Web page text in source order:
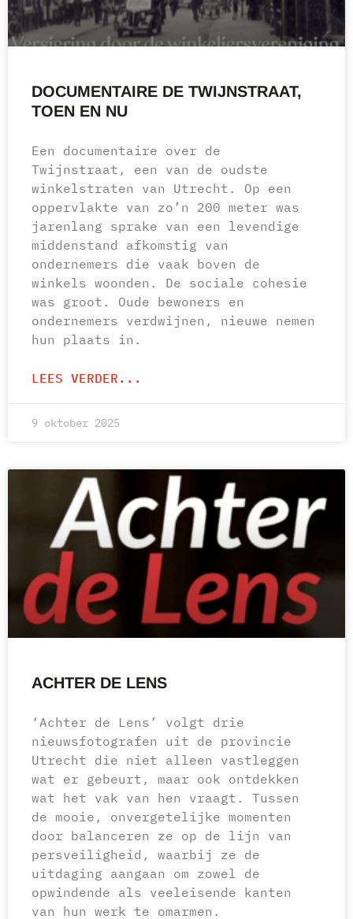
DOCUMENTAIRE DE TWIJNSTRAAT,
TOEN EN NU
Een documentaire over de
Twijnstraat, een van de oudste
winkelstraten van Utrecht. Op een
oppervlakte van zo’n 200 meter was
jarenlang sprake van een levendige
middenstand afkomstig van
ondernemers die vaak boven de
winkels woonden. De sociale cohesie
was groot. Oude bewoners en
ondernemers verdwijnen, nieuwe nemen
hun plaats in.
LEES VERDER...
9 oktober 2025
ACHTER DE LENS
‘Achter de Lens’ volgt drie
nieuwsfotografen uit de provincie
Utrecht die niet alleen vastleggen
wat er gebeurt, maar ook ontdekken
wat het vak van hen vraagt. Tussen
de mooie, onvergetelijke momenten
door balanceren ze op de lijn van
persveiligheid, waarbij ze de
uitdaging aangaan om zowel de
opwindende als veeleisende kanten
van hun werk te omarmen.